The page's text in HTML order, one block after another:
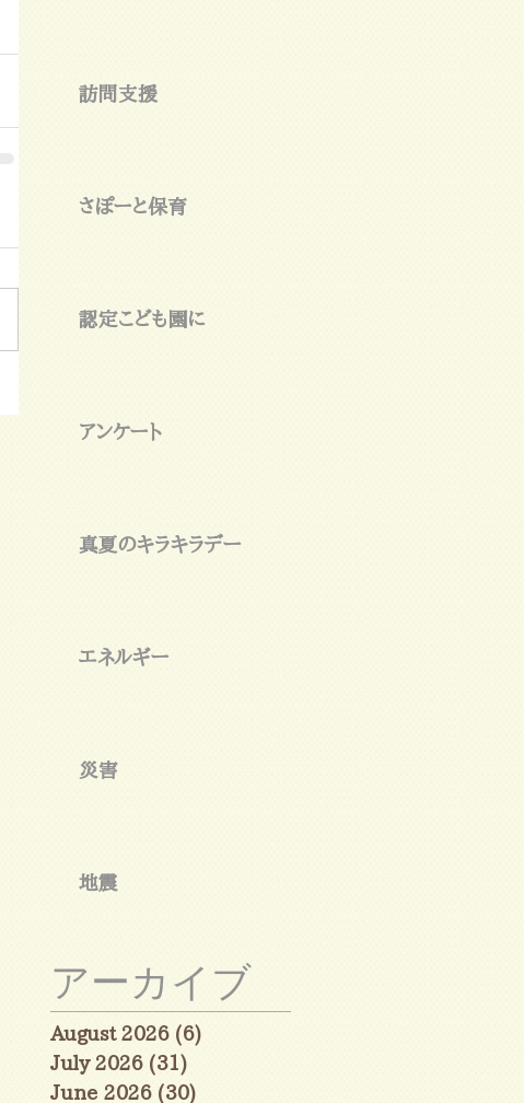
訪問支援
さぽーと保育
認定こども園に
アンケート
真夏のキラキラデー
エネルギー
災害
地震
アーカイブ
August 2026 (6)
July 2026 (31)
June 2026 (30)